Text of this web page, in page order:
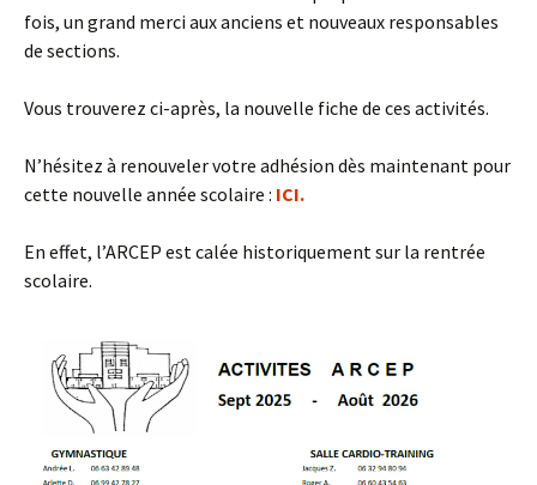
fois, un grand merci aux anciens et nouveaux responsables
de sections.
Vous trouverez ci-après, la nouvelle fiche de ces activités.
N’hésitez à renouveler votre adhésion dès maintenant pour
cette nouvelle année scolaire : ICI.
En effet, l’ARCEP est calée historiquement sur la rentrée
scolaire.